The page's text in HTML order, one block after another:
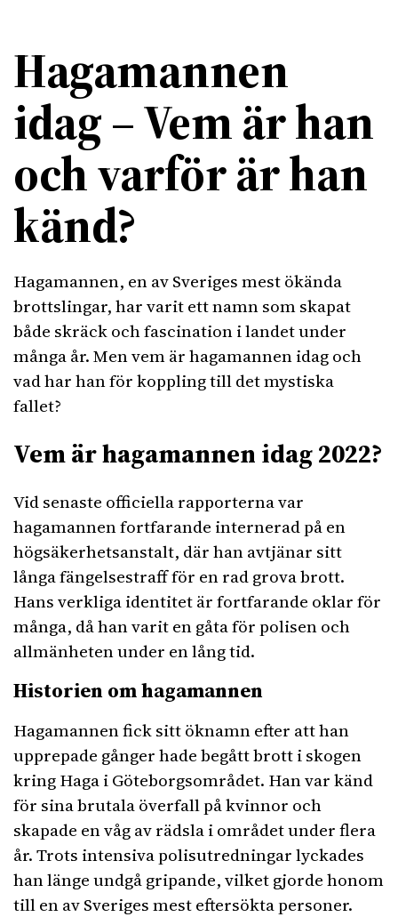
Hagamannen
idag – Vem är han
och varför är han
känd?
Hagamannen, en av Sveriges mest ökända
brottslingar, har varit ett namn som skapat
både skräck och fascination i landet under
många år. Men vem är hagamannen idag och
vad har han för koppling till det mystiska
fallet?
Vem är hagamannen idag 2022?
Vid senaste officiella rapporterna var
hagamannen fortfarande internerad på en
högsäkerhetsanstalt, där han avtjänar sitt
långa fängelsestraff för en rad grova brott.
Hans verkliga identitet är fortfarande oklar för
många, då han varit en gåta för polisen och
allmänheten under en lång tid.
Historien om hagamannen
Hagamannen fick sitt öknamn efter att han
upprepade gånger hade begått brott i skogen
kring Haga i Göteborgsområdet. Han var känd
för sina brutala överfall på kvinnor och
skapade en våg av rädsla i området under flera
år. Trots intensiva polisutredningar lyckades
han länge undgå gripande, vilket gjorde honom
till en av Sveriges mest eftersökta personer.